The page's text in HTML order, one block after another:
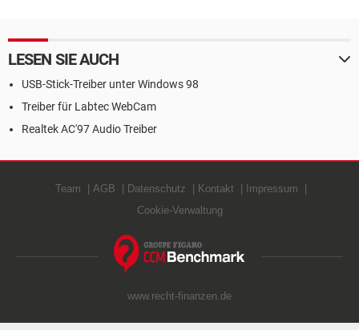
LESEN SIE AUCH
USB-Stick-Treiber unter Windows 98
Treiber für Labtec WebCam
Realtek AC'97 Audio Treiber
Team AGB Datenschutz Kontakt
Impressum
Cookie-Verwaltung
www.recht-finanzen.de